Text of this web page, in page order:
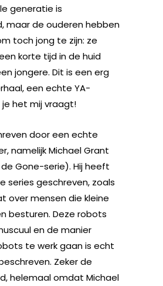
generatie is
maar de ouderen hebben
toch jong te zijn: ze
korte tijd in de huid
jongere. Dit is een erg
een echte YA-
je het mij vraagt!
door een echte
namelijk Michael Grant
Gone-serie). Hij heeft
series geschreven, zoals
over mensen die kleine
besturen. Deze robots
en de manier
te werk gaan is echt
Zeker de
helemaal omdat Michael